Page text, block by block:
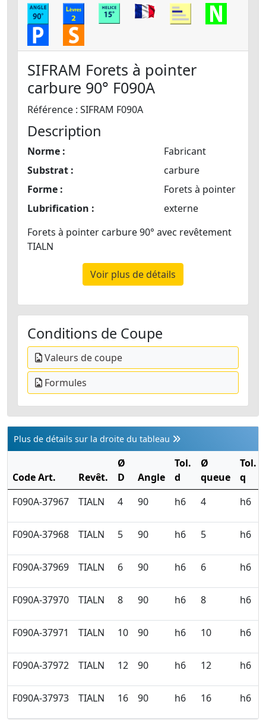
SIFRAM Forets à pointer
carbure 90° F090A
Référence : SIFRAM F090A
Description
Norme :
Fabricant
Substrat :
carbure
Forme :
Forets à pointer
Lubrification :
externe
Forets à pointer carbure 90° avec revêtement
TIALN
Voir plus de détails
Conditions de Coupe
Valeurs de coupe
Formules
Plus de détails sur la droite du tableau
Code Art. Revêt.
Ø
D
Angle
Tol.
d
Ø
queue
Tol.
q
F090A-37967
TIALN 4 90 h6 4 h6
F090A-37968 TIALN 5 90 h6 5 h6
F090A-37969 TIALN 6 90 h6 6 h6
F090A-37970 TIALN 8 90 h6 8 h6
F090A-37971 TIALN 10 90 h6 10 h6
F090A-37972 TIALN 12 90 h6 12 h6
F090A-37973 TIALN 16 90 h6 16 h6